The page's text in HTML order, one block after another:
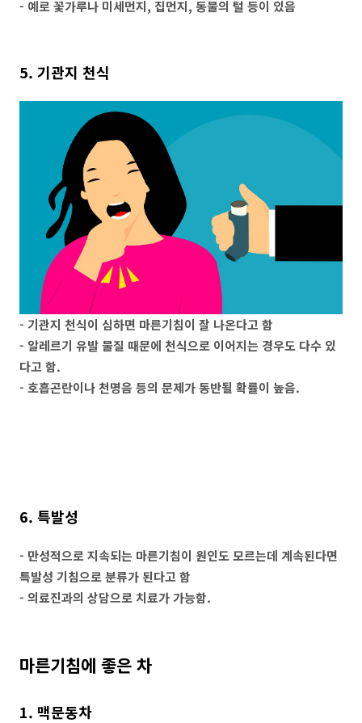
- 예로 꽃가루나 미세먼지, 집먼지, 동물의 털 등이 있음
5. 기관지 천식
- 기관지 천식이 심하면 마른기침이 잘 나온다고 함
- 알레르기 유발 물질 때문에 천식으로 이어지는 경우도 다수 있
다고 함.
- 호흡곤란이나 천명음 등의 문제가 동반될 확률이 높음.
6. 특발성
- 만성적으로 지속되는 마른기침이 원인도 모르는데 계속된다면
특발성 기침으로 분류가 된다고 함
- 의료진과의 상담으로 치료가 가능함.
마른기침에 좋은 차
1. 맥문동차